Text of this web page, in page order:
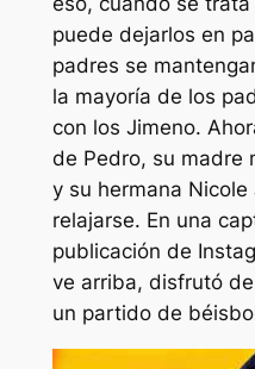
puede dejarlos en
padres se
la mayoría de los
con los Jimeno.
de Pedro, su madre
y su hermana
relajarse. En una
publicación de
ve arriba, disfrutó
un partido de